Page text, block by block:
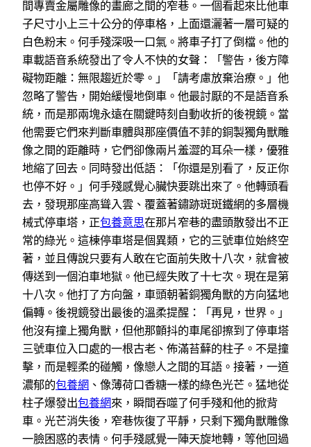
間專賣金屬雕像的畫廊之間的窄巷。一個看起來比他車
子尺寸小上三十公分的停車格，上面還灑著一層可疑的
白色粉末。何手殘深吸一口氣。將車子打了倒檔。他的
車載語音系統發出了令人不快的女聲：「警告，後方障
礙物距離：無限趨近於零。」「請考慮放棄治療。」他
忽略了警告，開始緩慢地倒車。他最討厭的不是語音系
統，而是那兩塊永遠在關鍵時刻自動收折的後視鏡。當
他需要它們來判斷車體與那座價值不菲的銅製獨角獸雕
像之間的距離時，它們卻像兩片羞澀的耳朵一樣，優雅
地縮了回去。同時發出低語：「你還是別看了，反正你
也停不好。」何手殘感覺心臟快要跳出來了。他轉頭看
去，發現那座高聳入雲、覆蓋著鏽跡斑斑鐵網的多層機
械式停車塔，正包養意思在那片窄巷的盡頭散發出不正
常的綠光。這棟停車塔是個異類，它的三號車位始終空
著，並且傳說只要有人敢在它面前失敗十八次，就會被
傳送到一個泊車地獄。他已經失敗了十七次。現在是第
十八次。他打了方向盤，車頭朝著銅獨角獸的方向猛地
偏轉。後視鏡發出最後的溫柔提醒：「再見，世界。」
他沒有撞上獨角獸，但他那顫抖的車尾卻擦到了停車塔
三號車位入口處的一根古老、佈滿苔蘚的柱子。不是撞
擊，而是輕柔的碰觸，像戀人之間的耳語。接著，一道
濃郁的包養網 、像薄荷口香糖一樣的綠色光芒。猛地從
柱子爆發出包養網來，瞬間吞噬了何手殘和他的掀背
車。光芒消失後，窄巷恢復了平靜，只剩下獨角獸雕像
一臉困惑的表情。何手殘感覺一陣天旋地轉，等他回過